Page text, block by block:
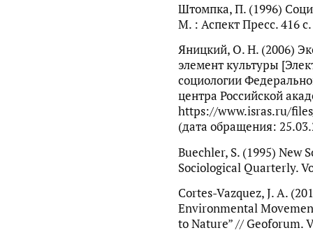
Штомпка, П. (1996)
М. : Аспект Пресс. 416 с.
Яницкий, О. Н. (2006)
элемент культуры
социологии
центра Российской
https://www.isras.ru/
(дата обращения:
Buechler, S. (1995) New
Sociological Quarterly.
Cortes-Vazquez, J. A.
Environmental
to Nature” // Geoforum.